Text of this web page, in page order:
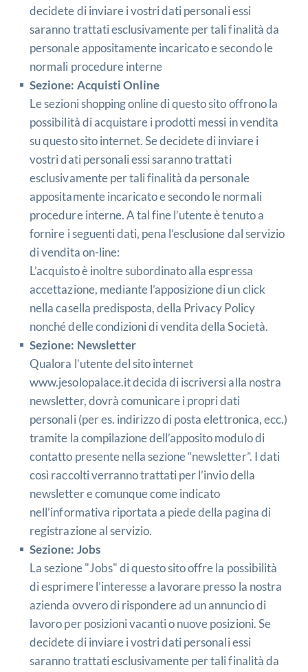
decidete di inviare i vostri dati personali essi
saranno trattati esclusivamente per tali finalità da
personale appositamente incaricato e secondo le
normali procedure interne
Sezione: Acquisti Online
Le sezioni shopping online di questo sito offrono la
possibilità di acquistare i prodotti messi in vendita
su questo sito internet. Se decidete di inviare i
vostri dati personali essi saranno trattati
esclusivamente per tali finalità da personale
appositamente incaricato e secondo le normali
procedure interne. A tal fine l’utente è tenuto a
fornire i seguenti dati, pena l’esclusione dal servizio
di vendita on-line:
L’acquisto è inoltre subordinato alla espressa
accettazione, mediante l’apposizione di un click
nella casella predisposta, della Privacy Policy
nonché delle condizioni di vendita della Società.
Sezione: Newsletter
Qualora l’utente del sito internet
www.jesolopalace.itdecida di iscriversi alla nostra
newsletter, dovrà comunicare i propri dati
personali (per es. indirizzo di posta elettronica, ecc.)
tramite la compilazione dell’apposito modulo di
contatto presente nella sezione “newsletter”. I dati
così raccolti verranno trattati per l’invio della
newsletter e comunque come indicato
nell’informativa riportata a piede della pagina di
registrazione al servizio.
Sezione: Jobs
La sezione "Jobs" di questo sito offre la possibilità
di esprimere l’interesse a lavorare presso la nostra
azienda ovvero di rispondere ad un annuncio di
lavoro per posizioni vacanti o nuove posizioni. Se
decidete di inviare i vostri dati personali essi
saranno trattati esclusivamente per tali finalità da